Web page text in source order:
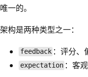
唯一的。
架构是两种类型之一：
feedback ：评分、
expectation ：客